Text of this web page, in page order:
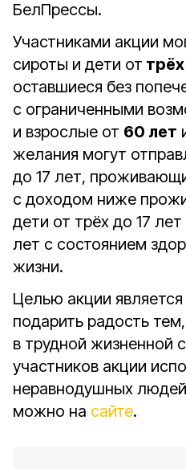
БелПрессы.
Участниками акции
сироты и дети от трёх
оставшиеся без
с ограниченными
и взрослые от 60 лет
желания могут
до 17 лет,
с доходом ниже
дети от трёх до 17
лет с состоянием
жизни.
Целью акции
подарить радость
в трудной жизненной
участников акции
неравнодушных
можно на сайте.